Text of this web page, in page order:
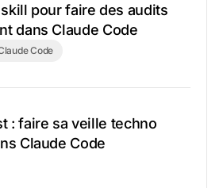
pour faire des audits
dans Claude Code
Code
: faire sa veille techno
Claude Code